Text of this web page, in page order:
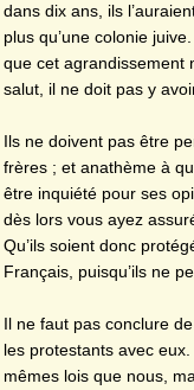
dans dix ans, ils
plus qu’une colonie
que cet agrandissement
salut, il ne doit pas y
Ils ne doivent pas être
frères ; et anathème à
être inquiété pour ses
dès lors vous ayez
Qu’ils soient donc
Français, puisqu’ils ne
Il ne faut pas conclure
les protestants avec
mêmes lois que nous,